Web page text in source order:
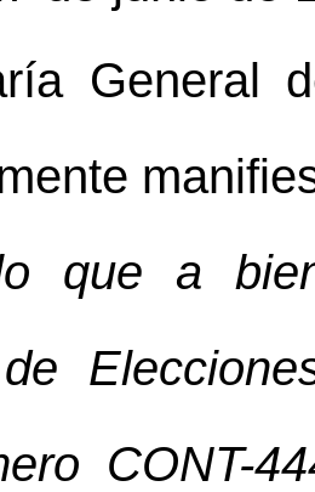
General
que a
CONT-